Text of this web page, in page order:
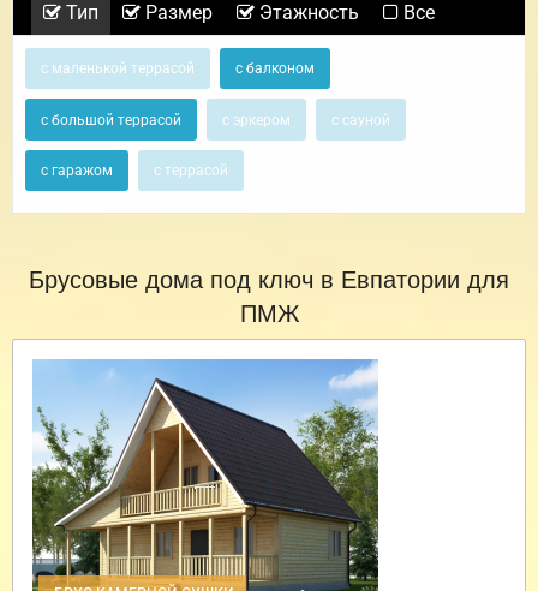
Тип Размер Этажность Все
с маленькой террасой с балконом
с большой террасой с эркером с сауной
с гаражом с террасой
Брусовые дома под ключ в Евпатории для
ПМЖ